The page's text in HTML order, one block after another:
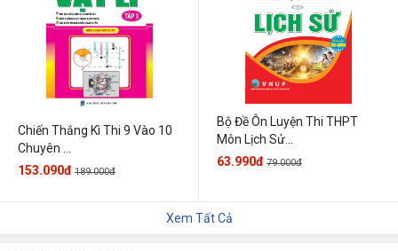
Chiến Thắng Kì Thi 9 Vào 10
Chuyên ...
153.090đ 189.000đ
Bộ Đề Ôn Luyện Thi THPT
Môn Lịch Sử...
63.990đ 79.000đ
Xem Tất Cả